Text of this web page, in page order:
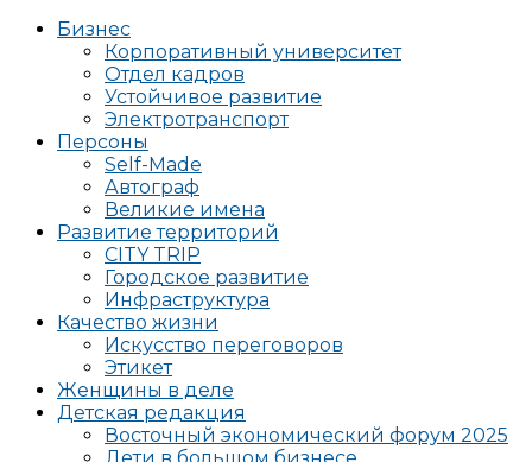
Бизнес
Корпоративный университет
Отдел кадров
Устойчивое развитие
Электротранспорт
Персоны
Self-Made
Автограф
Великие имена
Развитие территорий
CITY TRIP
Городское развитие
Инфраструктура
Качество жизни
Искусство переговоров
Этикет
Женщины в деле
Детская редакция
Восточный экономический форум 2025